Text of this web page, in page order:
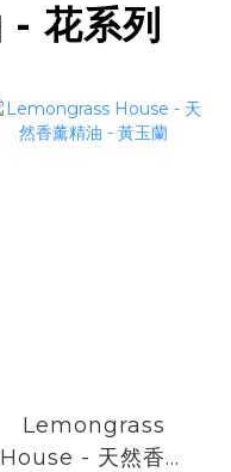
- 花系列
Lemongrass
House - 天然香薰